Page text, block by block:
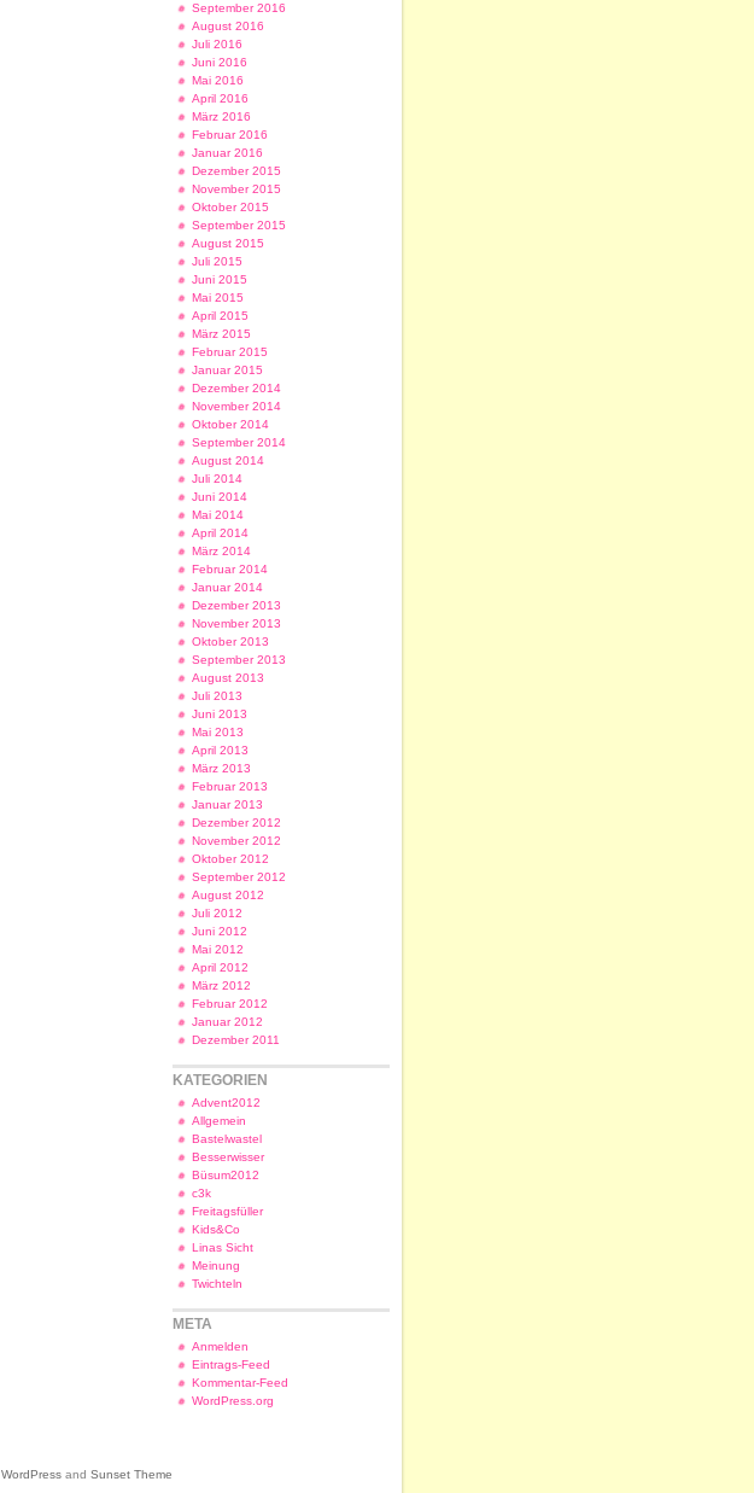
September 2016
August 2016
Juli 2016
Juni 2016
Mai 2016
April 2016
März 2016
Februar 2016
Januar 2016
Dezember 2015
November 2015
Oktober 2015
September 2015
August 2015
Juli 2015
Juni 2015
Mai 2015
April 2015
März 2015
Februar 2015
Januar 2015
Dezember 2014
November 2014
Oktober 2014
September 2014
August 2014
Juli 2014
Juni 2014
Mai 2014
April 2014
März 2014
Februar 2014
Januar 2014
Dezember 2013
November 2013
Oktober 2013
September 2013
August 2013
Juli 2013
Juni 2013
Mai 2013
April 2013
März 2013
Februar 2013
Januar 2013
Dezember 2012
November 2012
Oktober 2012
September 2012
August 2012
Juli 2012
Juni 2012
Mai 2012
April 2012
März 2012
Februar 2012
Januar 2012
Dezember 2011
KATEGORIEN
Advent2012
Allgemein
Bastelwastel
Besserwisser
Büsum2012
c3k
Freitagsfüller
Kids&Co
Linas Sicht
Meinung
Twichteln
META
Anmelden
Eintrags-Feed
Kommentar-Feed
WordPress.org
WordPress and Sunset Theme